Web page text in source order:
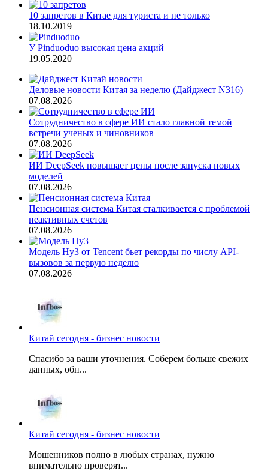
10 запретов в Китае для туриста и не только
18.10.2019
У Pinduoduo высокая цена акций
19.05.2020
Деловые новости Китая за неделю (Дайджест N316)
07.08.2026
Сотрудничество в сфере ИИ стало главной темой
встречи ученых и чиновников
07.08.2026
ИИ DeepSeek повышает цены после запуска новых
моделей
07.08.2026
Пенсионная система Китая сталкивается с проблемой
неактивных счетов
07.08.2026
Модель Hy3 от Tencent бьет рекорды по числу API-
вызовов за первую неделю
07.08.2026
Китай сегодня - бизнес новости
Спасибо за ваши уточнения. Соберем больше свежих
данных, обн...
Китай сегодня - бизнес новости
Мошенников полно в любых странах, нужно
внимательно проверят...